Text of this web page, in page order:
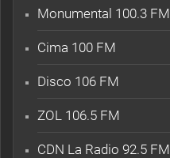
Monumental 100.3 FM
Cima 100 FM
Disco 106 FM
ZOL 106.5 FM
CDN La Radio 92.5 FM